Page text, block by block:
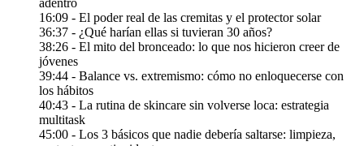
adentro
16:09 - El poder real de las cremitas y el protector solar
36:37 - ¿Qué harían ellas si tuvieran 30 años?
38:26 - El mito del bronceado: lo que nos hicieron creer de
jóvenes
39:44 - Balance vs. extremismo: cómo no enloquecerse con
los hábitos
40:43 - La rutina de skincare sin volverse loca: estrategia
multitask
45:00 - Los 3 básicos que nadie debería saltarse: limpieza,